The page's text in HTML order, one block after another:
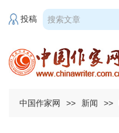
投稿
中国作家网 >> 新闻 >>